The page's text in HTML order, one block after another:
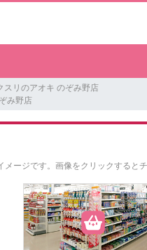
スリのアオキ のぞみ野店
み野店
メージです。 画像をクリックすると